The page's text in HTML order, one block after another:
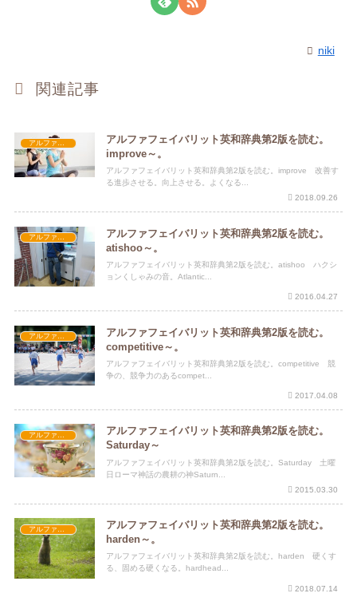
niki
関連記事
アルファフェイバリット英和辞典第2版
アルファフェイバリット英和辞典第2版を読む。
improve～。
アルファフェイバリット英和辞典第2版を読む。improve 改善す
る進歩させる。向上させる。よくなる...
2018.09.26
アルファフェイバリット英和辞典第2版を読む。
atishoo～。
アルファフェイバリット英和辞典第2版を読む。atishoo ハクシ
ョンくしゃみの音。Atlantic...
2016.04.27
アルファフェイバリット英和辞典第2版を読む。
competitive～。
アルファフェイバリット英和辞典第2版を読む。competitive 競
争の、競争力のあるcompet...
2017.04.08
アルファフェイバリット英和辞典第2版を読む。
Saturday～
アルファフェイバリット英和辞典第2版を読む。Saturday 土曜
日ローマ神話の農耕の神Saturn...
2015.03.30
アルファフェイバリット英和辞典第2版を読む。
harden～。
アルファフェイバリット英和辞典第2版を読む。harden 硬くす
る、固める硬くなる。hardhead...
2018.07.14